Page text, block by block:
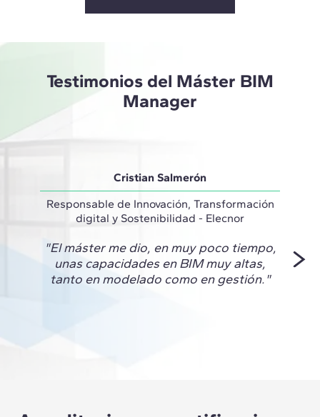
Testimonios del Máster BIM
Manager
Cristian Salmerón
Responsable de Innovación, Transformación
digital y Sostenibilidad - Elecnor
"El máster me dio, en muy poco tiempo,
unas capacidades en BIM muy altas,
tanto en modelado como en gestión."
de